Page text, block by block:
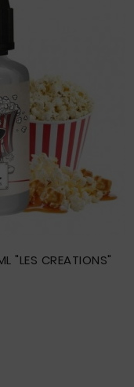
"LES CREATIONS"